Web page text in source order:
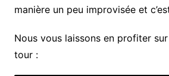
manière un peu improvisée et
Nous vous laissons en profiter
tour :